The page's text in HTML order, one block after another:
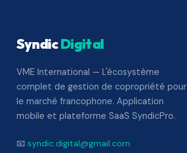
SyndicDigital
VME International — L'écosystème
complet de gestion de copropriété pour
le marché francophone. Application
mobile et plateforme SaaS SyndicPro.
📧 syndic.digital@gmail.com